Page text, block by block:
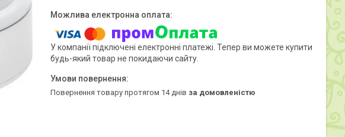
У компанії підключені електронні платежі. Тепер ви можете купити
будь-який товар не покидаючи сайту.
повернення товару протягом 14 днів за домовленістю